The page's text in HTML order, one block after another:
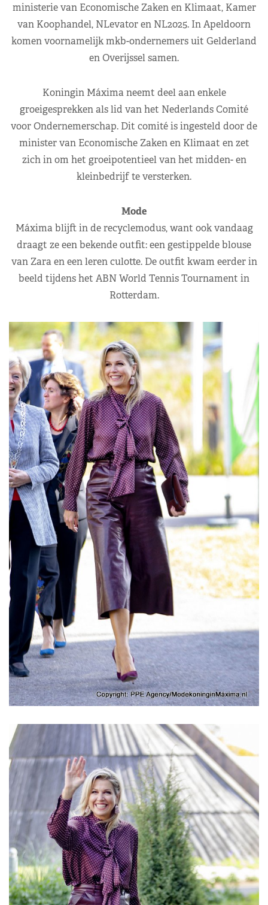
ministerie van Economische Zaken en Klimaat, Kamer
van Koophandel, NLevator en NL2025. In Apeldoorn
komen voornamelijk mkb-ondernemers uit Gelderland
en Overijssel samen.
Koningin Máxima neemt deel aan enkele
groeigesprekken als lid van het Nederlands Comité
voor Ondernemerschap. Dit comité is ingesteld door de
minister van Economische Zaken en Klimaat en zet
zich in om het groeipotentieel van het midden- en
kleinbedrijf te versterken.
Mode
Máxima blijft in de recyclemodus, want ook vandaag
draagt ze een bekende outfit: een gestippelde blouse
van Zara en een leren culotte. De outfit kwam eerder in
beeld tijdens het ABN World Tennis Tournament in
Rotterdam.